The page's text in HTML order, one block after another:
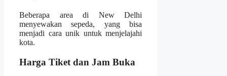
Beberapa area di New Delhi
menyewakan sepeda, yang bisa
menjadi cara unik untuk menjelajahi
kota.
Harga Tiket dan Jam Buka